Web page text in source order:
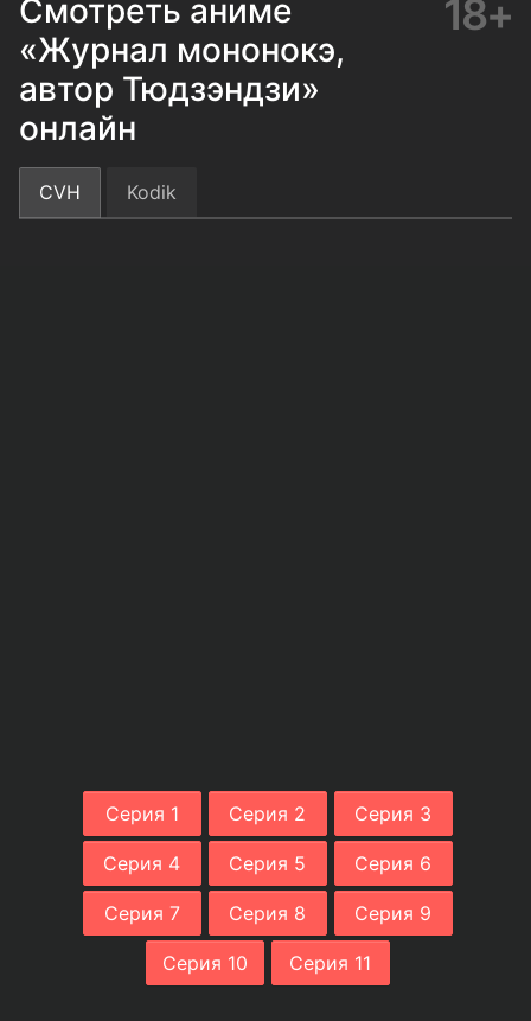
Смотреть аниме
«Журнал мононокэ,
автор Тюдзэндзи»
онлайн
18+
CVH Kodik
Серия 1 Серия 2 Серия 3
Серия 4 Серия 5 Серия 6
Серия 7 Серия 8 Серия 9
Серия 10 Серия 11